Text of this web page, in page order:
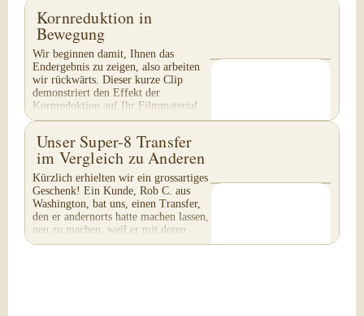
durch...
Kornreduktion in
Bewegung
Wir beginnen damit, Ihnen das
Endergebnis zu zeigen, also arbeiten
wir rückwärts. Dieser kurze Clip
demonstriert den Effekt der
Kornreduktion auf Ihr Filmmaterial.
Achten Sie besonders auf...
Unser Super-8 Transfer
im Vergleich zu Anderen
Kürzlich erhielten wir ein grossartiges
Geschenk! Ein Kunde, Rob C. aus
Washington, bat uns, einen Transfer,
den er andernorts hatte machen lassen,
neu zu machen, weil er mit deren
Arbeit...